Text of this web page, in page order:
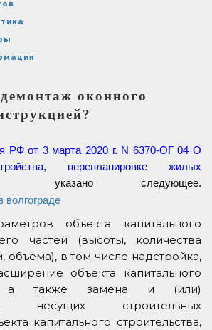
оконного
РФ от 3 марта 2020 г. N 6370-ОГ 04 О
перепланировке жилых
следующее.
объекта капитального
частей (высоты, количества
объема), в том числе надстройка,
объекта капитального
а также замена и (или)
несущих строительных
капитального строительства,